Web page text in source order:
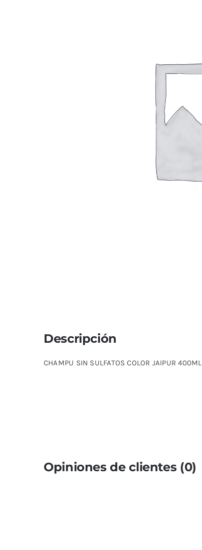
Descripción
CHAMPU SIN SULFATOS COLOR JAIPUR 400ML
Opiniones de clientes (0)